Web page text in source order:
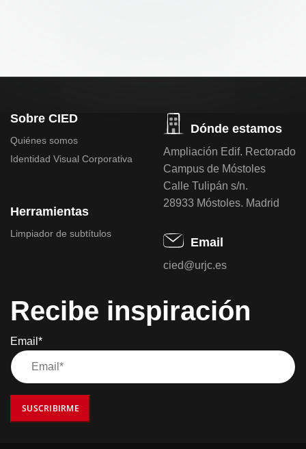
Sobre CIED
Quiénes somos
Identidad Visual Corporativa
Herramientas
Limpiador de subtítulos
Dónde estamos
Ampliación Edif. Rectorado
Campus de Móstoles
Calle Tulipán s/n.
28933 Móstoles. Madrid
Email
cied@urjc.es
Recibe inspiración
Email*
SUSCRIBIRME